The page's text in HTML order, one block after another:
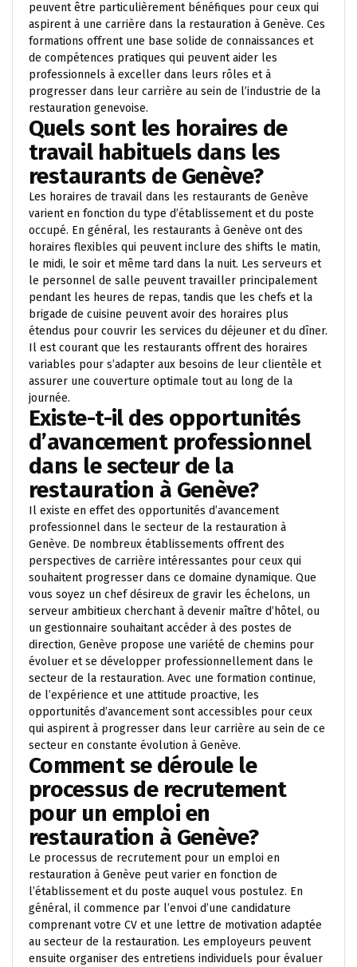
peuvent être particulièrement bénéfiques pour ceux qui
aspirent à une carrière dans la restauration à Genève. Ces
formations offrent une base solide de connaissances et
de compétences pratiques qui peuvent aider les
professionnels à exceller dans leurs rôles et à
progresser dans leur carrière au sein de l’industrie de la
restauration genevoise.
Quels sont les horaires de
travail habituels dans les
restaurants de Genève?
Les horaires de travail dans les restaurants de Genève
varient en fonction du type d’établissement et du poste
occupé. En général, les restaurants à Genève ont des
horaires flexibles qui peuvent inclure des shifts le matin,
le midi, le soir et même tard dans la nuit. Les serveurs et
le personnel de salle peuvent travailler principalement
pendant les heures de repas, tandis que les chefs et la
brigade de cuisine peuvent avoir des horaires plus
étendus pour couvrir les services du déjeuner et du dîner.
Il est courant que les restaurants offrent des horaires
variables pour s’adapter aux besoins de leur clientèle et
assurer une couverture optimale tout au long de la
journée.
Existe-t-il des opportunités
d’avancement professionnel
dans le secteur de la
restauration à Genève?
Il existe en effet des opportunités d’avancement
professionnel dans le secteur de la restauration à
Genève. De nombreux établissements offrent des
perspectives de carrière intéressantes pour ceux qui
souhaitent progresser dans ce domaine dynamique. Que
vous soyez un chef désireux de gravir les échelons, un
serveur ambitieux cherchant à devenir maître d’hôtel, ou
un gestionnaire souhaitant accéder à des postes de
direction, Genève propose une variété de chemins pour
évoluer et se développer professionnellement dans le
secteur de la restauration. Avec une formation continue,
de l’expérience et une attitude proactive, les
opportunités d’avancement sont accessibles pour ceux
qui aspirent à progresser dans leur carrière au sein de ce
secteur en constante évolution à Genève.
Comment se déroule le
processus de recrutement
pour un emploi en
restauration à Genève?
Le processus de recrutement pour un emploi en
restauration à Genève peut varier en fonction de
l’établissement et du poste auquel vous postulez. En
général, il commence par l’envoi d’une candidature
comprenant votre CV et une lettre de motivation adaptée
au secteur de la restauration. Les employeurs peuvent
ensuite organiser des entretiens individuels pour évaluer